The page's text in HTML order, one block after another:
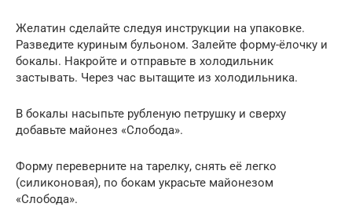
Желатин сделайте следуя инструкции на упаковке.
Разведите куриным бульоном. Залейте форму-ёлочку и
бокалы. Накройте и отправьте в холодильник
застывать. Через час вытащите из холодильника.
В бокалы насыпьте рубленую петрушку и сверху
добавьте майонез «Слобода».
Форму переверните на тарелку, снять её легко
(силиконовая), по бокам украсьте майонезом
«Слобода».